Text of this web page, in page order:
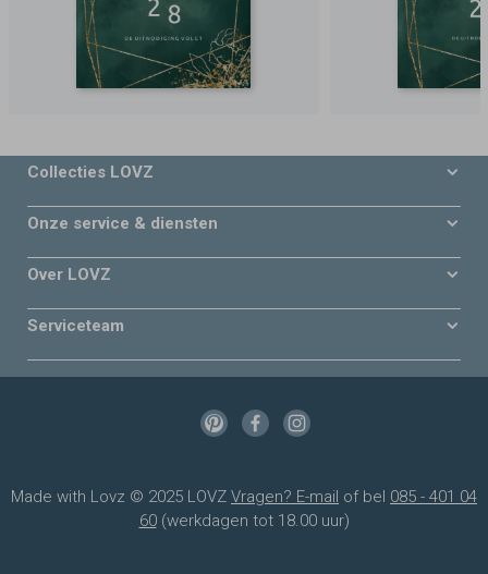
Collecties LOVZ
Onze service & diensten
Over LOVZ
Serviceteam
Made with Lovz © 2025 LOVZ Vragen? E-mail of bel 085 - 401 04
60(werkdagen tot 18.00 uur)